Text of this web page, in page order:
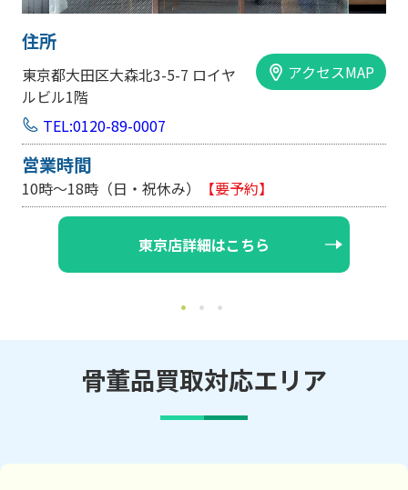
住所
大阪市中央区内平野町1-1-5 西大
手前ビル103号
アクセスMAP
TEL:0120-89-0007
営業時間
10時～18時（日・祝休み/土曜は不定休）
大阪店詳細はこちら
骨董品買取対応エリア